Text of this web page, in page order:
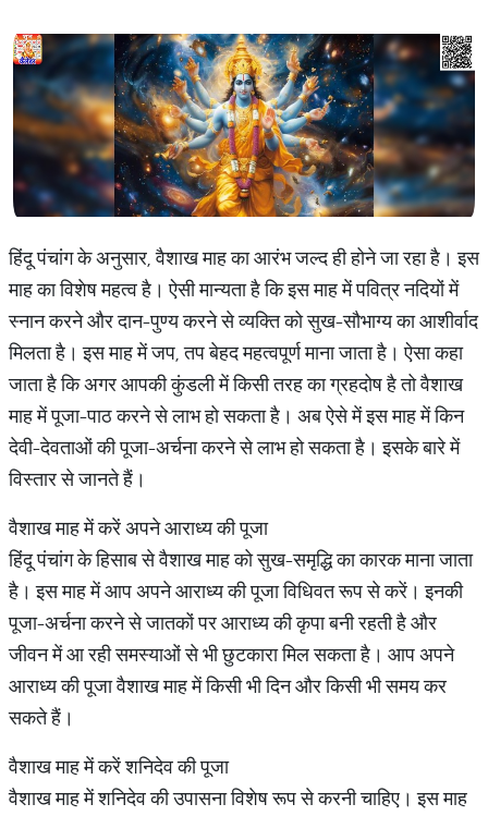
हिंदू पंचांग के अनुसार, वैशाख माह का आरंभ जल्द ही होने जा रहा है। इस
माह का विशेष महत्व है। ऐसी मान्यता है कि इस माह में पवित्र नदियों में
स्नान करने और दान-पुण्य करने से व्यक्ति को सुख-सौभाग्य का आशीर्वाद
मिलता है। इस माह में जप, तप बेहद महत्वपूर्ण माना जाता है। ऐसा कहा
जाता है कि अगर आपकी कुंडली में किसी तरह का ग्रहदोष है तो वैशाख
माह में पूजा-पाठ करने से लाभ हो सकता है। अब ऐसे में इस माह में किन
देवी-देवताओं की पूजा-अर्चना करने से लाभ हो सकता है। इसके बारे में
विस्तार से जानते हैं।
वैशाख माह में करें अपने आराध्य की पूजा
हिंदू पंचांग के हिसाब से वैशाख माह को सुख-समृद्धि का कारक माना जाता
है। इस माह में आप अपने आराध्य की पूजा विधिवत रूप से करें। इनकी
पूजा-अर्चना करने से जातकों पर आराध्य की कृपा बनी रहती है और
जीवन में आ रही समस्याओं से भी छुटकारा मिल सकता है। आप अपने
आराध्य की पूजा वैशाख माह में किसी भी दिन और किसी भी समय कर
सकते हैं।
वैशाख माह में करें शनिदेव की पूजा
वैशाख माह में शनिदेव की उपासना विशेष रूप से करनी चाहिए। इस माह